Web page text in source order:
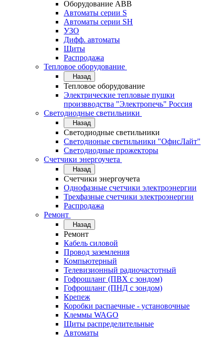
Оборудование АВВ
Автоматы серии S
Автоматы серии SH
УЗО
Дифф. автоматы
Щиты
Распродажа
Тепловое оборудование
Назад
Тепловое оборудование
Электрические тепловые пушки
произвводства "Электропечь" Россия
Светодиодные светильники
Назад
Светодиодные светильники
Светодионые светильники "ОфисЛайт"
Светодиодные прожекторы
Счетчики энергоучета
Назад
Счетчики энергоучета
Однофазные счетчики электроэнергии
Трехфазные счетчики электроэнергии
Распродажа
Ремонт
Назад
Ремонт
Кабель силовой
Провод заземления
Компьютерный
Телевизионный радиочастотный
Гофрошланг (ПВХ с зондом)
Гофрошланг (ПНД с зондом)
Крепеж
Коробки распаечные - установочные
Клеммы WAGO
Щиты распределительные
Автоматы